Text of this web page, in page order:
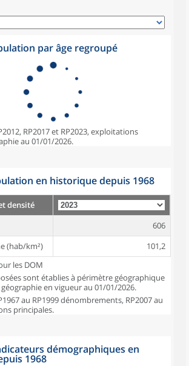
par âge regroupé
RP2017 et RP2023, exploitations
au 01/01/2026.
en historique depuis 1968
densité
606
(hab/km²)
101,2
les DOM
sont établies à périmètre géographique
en vigueur au 01/01/2026.
au RP1999 dénombrements, RP2007 au
principales.
démographiques en
1968